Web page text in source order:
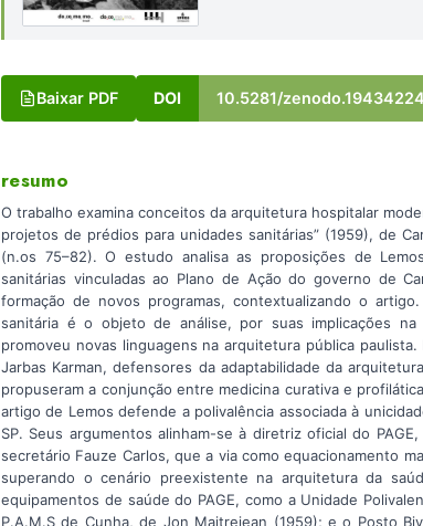
Baixar PDF DOI 10.5281/zenodo.19434224
resumo
O trabalho examina conceitos da arquitetura hospitalar
projetos de prédios para unidades sanitárias” (1959), de
(n.os 75–82). O estudo analisa as proposições de
sanitárias vinculadas ao Plano de Ação do governo de
formação de novos programas, contextualizando o
sanitária é o objeto de análise, por suas implicações na
promoveu novas linguagens na arquitetura pública
Jarbas Karman, defensores da adaptabilidade da
propuseram a conjunção entre medicina curativa e
artigo de Lemos defende a polivalência associada à
SP. Seus argumentos alinham-se à diretriz oficial do
secretário Fauze Carlos, que a via como equacionamento
superando o cenário preexistente na arquitetura da
equipamentos de saúde do PAGE, como a Unidade
P.A.M.S de Cunha, de Jon Maitrejean (1959); e o Posto